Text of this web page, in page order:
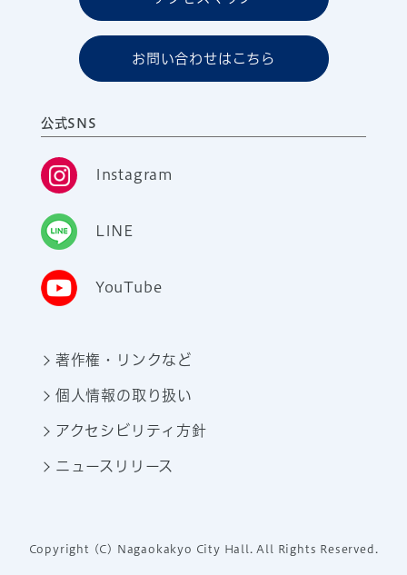
お問い合わせはこちら
公式SNS
Instagram
LINE
YouTube
著作権・リンクなど
個人情報の取り扱い
アクセシビリティ方針
ニュースリリース
Copyright (C) Nagaokakyo City Hall. All Rights Reserved.